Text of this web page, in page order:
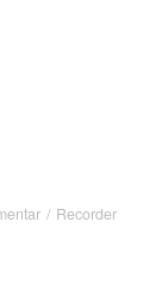
/ Recorder